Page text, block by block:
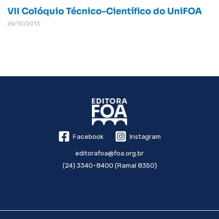
VII Colóquio Técnico-Científico do UniFOA
26/10/2013
Facebook Instagram
editorafoa@foa.org.br
(24) 3340-8400 (Ramal 8350)